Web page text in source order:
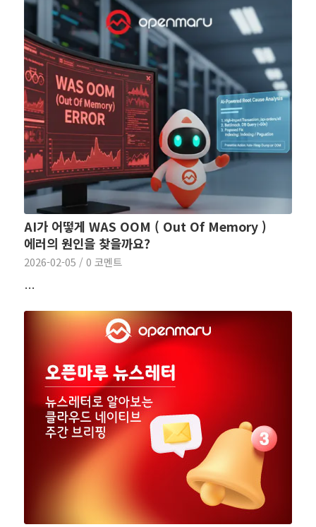
AI가 어떻게 WAS OOM ( Out Of Memory )
에러의 원인을 찾을까요?
2026-02-05 / 0 코멘트
…